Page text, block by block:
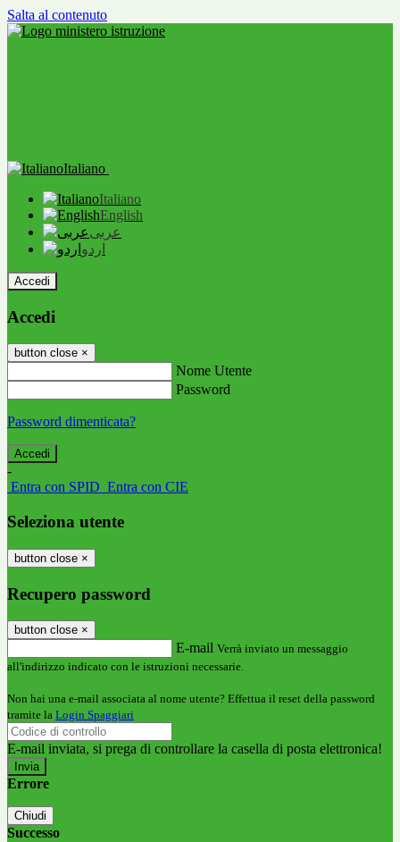
Salta al contenuto
Italiano
Italiano
English
عربى
اردو
Accedi
Accedi
button close ×
Nome Utente
Password
Password dimenticata?
-
Entra con SPID Entra con CIE
Seleziona utente
button close ×
Recupero password
button close ×
E-mail Verrà inviato un messaggio
all'indirizzo indicato con le istruzioni necessarie.
Non hai una e-mail associata al nome utente? Effettua il reset della password
tramite la Login Spaggiari
E-mail inviata, si prega di controllare la casella di posta elettronica!
Errore
Chiudi
Successo